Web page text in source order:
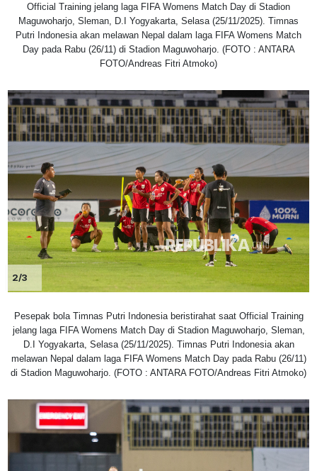
Official Training jelang laga FIFA Womens Match Day di Stadion
Maguwoharjo, Sleman, D.I Yogyakarta, Selasa (25/11/2025). Timnas
Putri Indonesia akan melawan Nepal dalam laga FIFA Womens Match
Day pada Rabu (26/11) di Stadion Maguwoharjo. (FOTO : ANTARA
FOTO/Andreas Fitri Atmoko)
2/3
Pesepak bola Timnas Putri Indonesia beristirahat saat Official Training
jelang laga FIFA Womens Match Day di Stadion Maguwoharjo, Sleman,
D.I Yogyakarta, Selasa (25/11/2025). Timnas Putri Indonesia akan
melawan Nepal dalam laga FIFA Womens Match Day pada Rabu (26/11)
di Stadion Maguwoharjo. (FOTO : ANTARA FOTO/Andreas Fitri Atmoko)